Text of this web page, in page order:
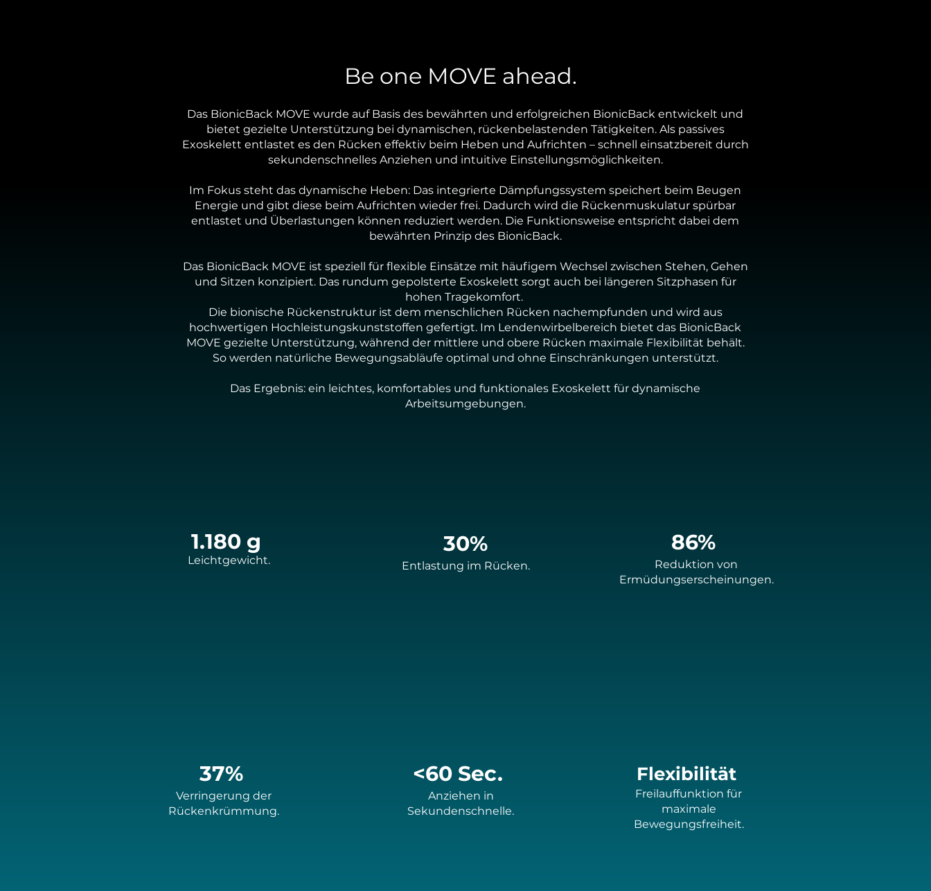
Be one MOVE ahead.
Das BionicBack MOVE wurde auf Basis des bewährten und erfolgreichen BionicBack entwickelt und
bietet gezielte Unterstützung bei dynamischen, rückenbelastenden Tätigkeiten. Als passives
Exoskelett entlastet es den Rücken effektiv beim Heben und Aufrichten – schnell einsatzbereit durch
sekundenschnelles Anziehen und intuitive Einstellungsmöglichkeiten.
Im Fokus steht das dynamische Heben: Das integrierte Dämpfungssystem speichert beim Beugen
Energie und gibt diese beim Aufrichten wieder frei. Dadurch wird die Rückenmuskulatur spürbar
entlastet und Überlastungen können reduziert werden. Die Funktionsweise entspricht dabei dem
bewährten Prinzip des BionicBack.
Das BionicBack MOVE ist speziell für flexible Einsätze mit häufigem Wechsel zwischen Stehen, Gehen
und Sitzen konzipiert. Das rundum gepolsterte Exoskelett sorgt auch bei längeren Sitzphasen für
hohen Tragekomfort.
Die bionische Rückenstruktur ist dem menschlichen Rücken nachempfunden und wird aus
hochwertigen Hochleistungskunststoffen gefertigt. Im Lendenwirbelbereich bietet das BionicBack
MOVE gezielte Unterstützung, während der mittlere und obere Rücken maximale Flexibilität behält.
So werden natürliche Bewegungsabläufe optimal und ohne Einschränkungen unterstützt.
Das Ergebnis: ein leichtes, komfortables und funktionales Exoskelett für dynamische
Arbeitsumgebungen.
1.180 g
Leichtgewicht.
37%
Verringerung der
Rückenkrümmung.
30%
Entlastung im Rücken.
<60 Sec.
Anziehen in
Sekundenschnelle.
86%
Reduktion von
Ermüdungserscheinungen.
Flexibilität
Freilauffunktion für
maximale
Bewegungsfreiheit.